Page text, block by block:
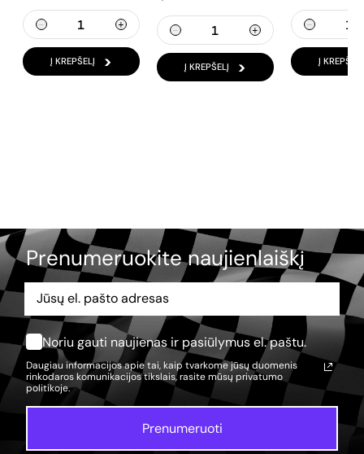
Į KREPŠELĮ Į KREPŠELĮ Į KREPŠELĮ
Prenumeruokite naujienlaiškį
Noriu gauti naujienas ir pasiūlymus el. paštu.
Daugiau informacijos apie tai, kaip tvarkome jūsų duomenis
rinkodaros komunikacijos tikslais, rasite mūsų privatumo
politikoje.
Prenumeruoti